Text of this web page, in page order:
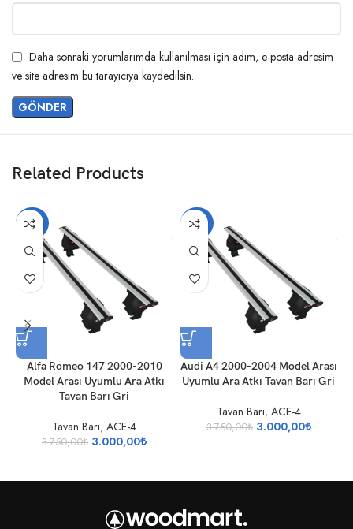
Daha sonraki yorumlarımda kullanılması için adım, e-posta adresim
ve site adresim bu tarayıcıya kaydedilsin.
Related Products
-20%
Alfa Romeo 147 2000-2010
Model Arası Uyumlu Ara Atkı
Tavan Barı Gri
Tavan Barı, ACE-4
3.750,00₺ 3.000,00₺
-20%
Audi A4 2000-2004 Model Arası
Uyumlu Ara Atkı Tavan Barı Gri
Tavan Barı, ACE-4
3.750,00₺ 3.000,00₺